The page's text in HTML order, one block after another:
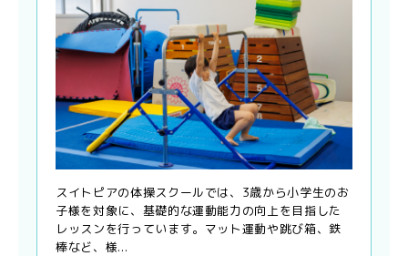
スイトピアの体操スクールでは、3歳から小学生のお
子様を対象に、基礎的な運動能力の向上を目指した
レッスンを行っています。マット運動や跳び箱、鉄
棒など、様...